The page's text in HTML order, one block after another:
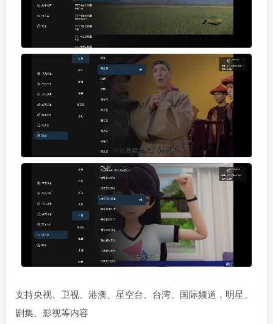
支持央视、卫视、港澳、星空台、台湾、国际频道，明星、
剧集、影视等内容